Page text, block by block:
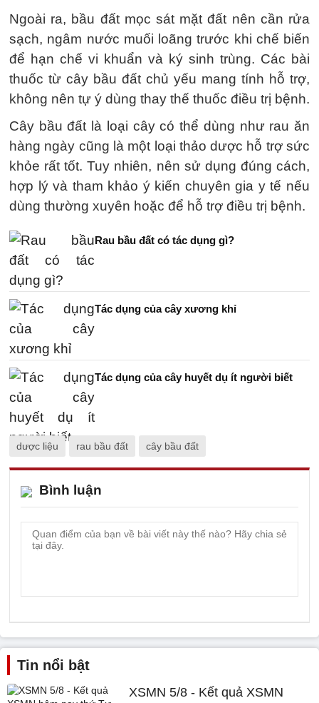
Ngoài ra, bầu đất mọc sát mặt đất nên cần rửa
sạch, ngâm nước muối loãng trước khi chế biến
để hạn chế vi khuẩn và ký sinh trùng. Các bài
thuốc từ cây bầu đất chủ yếu mang tính hỗ trợ,
không nên tự ý dùng thay thế thuốc điều trị bệnh.
Cây bầu đất là loại cây có thể dùng như rau ăn
hàng ngày cũng là một loại thảo dược hỗ trợ sức
khỏe rất tốt. Tuy nhiên, nên sử dụng đúng cách,
hợp lý và tham khảo ý kiến chuyên gia y tế nếu
dùng thường xuyên hoặc để hỗ trợ điều trị bệnh.
Rau bầu đất có tác dụng gì?
Tác dụng của cây xương khỉ
Tác dụng của cây huyết dụ ít người biết
dược liệu rau bầu đất cây bầu đất
Bình luận
Tin nổi bật
XSMN 5/8 - Kết quả XSMN